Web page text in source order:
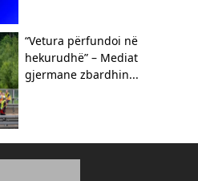
“Vetura përfundoi në
hekurudhë” – Mediat
gjermane zbardhin...